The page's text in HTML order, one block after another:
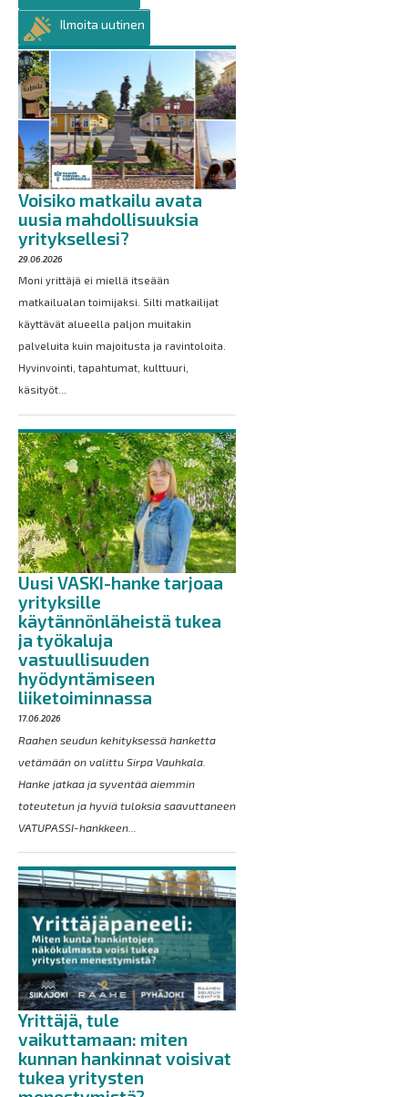
Ilmoita uutinen
Voisiko matkailu avata
uusia mahdollisuuksia
yrityksellesi?
29.06.2026
Moni yrittäjä ei miellä itseään
matkailualan toimijaksi. Silti matkailijat
käyttävät alueella paljon muitakin
palveluita kuin majoitusta ja ravintoloita.
Hyvinvointi, tapahtumat, kulttuuri,
käsityöt...
Uusi VASKI-hanke tarjoaa
yrityksille
käytännönläheistä tukea
ja työkaluja
vastuullisuuden
hyödyntämiseen
liiketoiminnassa
17.06.2026
Raahen seudun kehityksessä hanketta
vetämään on valittu Sirpa Vauhkala.
Hanke jatkaa ja syventää aiemmin
toteutetun ja hyviä tuloksia saavuttaneen
VATUPASSI-hankkeen...
Yrittäjä, tule
vaikuttamaan: miten
kunnan hankinnat voisivat
tukea yritysten